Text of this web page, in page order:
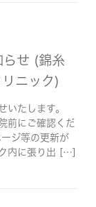
せ (錦糸
ニック)
いたします。
前にご確認くだ
ジ等の更新が
内に張り出 […]